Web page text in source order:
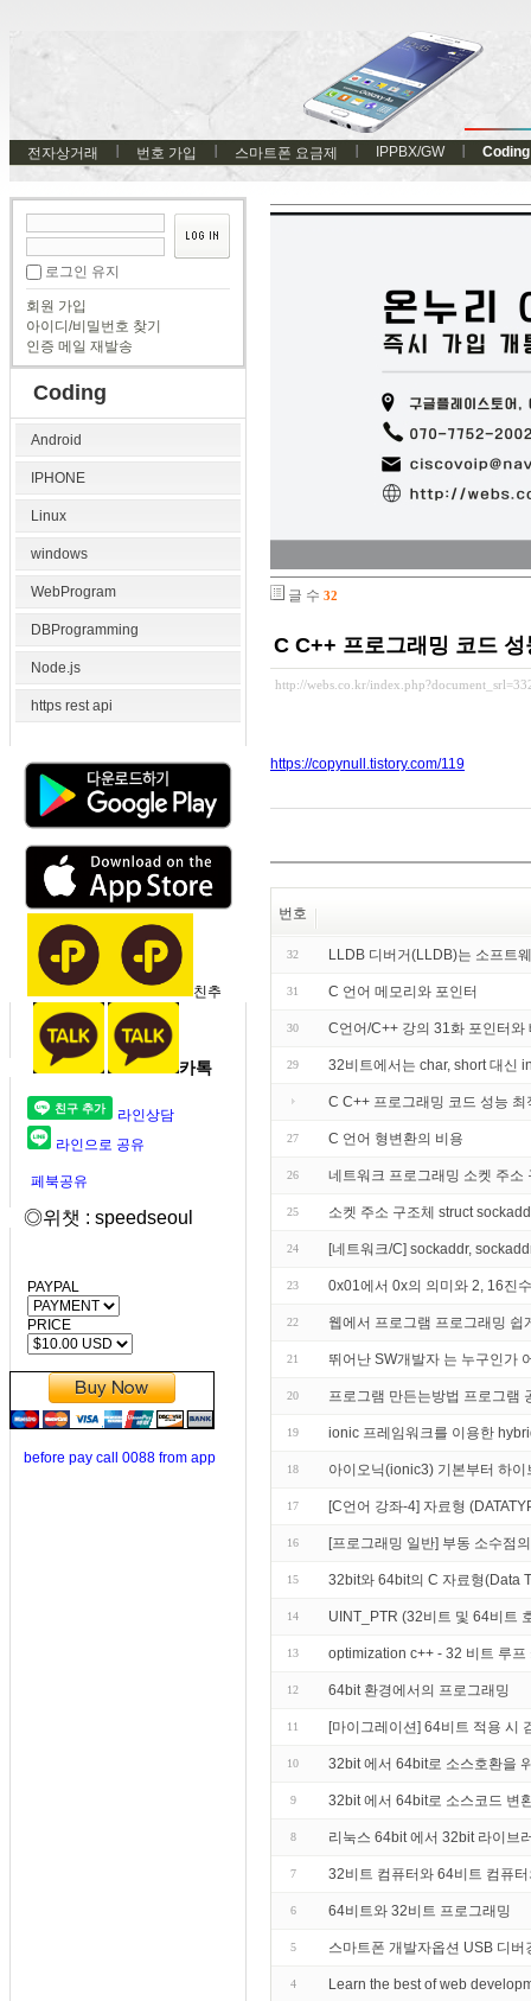
전자상거래 번호 가입 스마트폰 요금제 IPPBX/GW Coding
로그인 유지
회원 가입
아이디/비밀번호 찾기
인증 메일 재발송
Coding
Android
IPHONE
Linux
windows
WebProgram
DBProgramming
Node.js
https rest api
친추
카톡
라인상담
라인으로 공유
페북공유
◎위챗 : speedseoul
PAYPAL
PRICE
before pay call 0088 from app
글 수 32
C C++ 프로그래밍 코드
http://webs.co.kr/
https://copynull.tistory.com/119
번호
32 LLDB 디버거(LLDB)는 소프트
31 C 언어 메모리와 포인터
30 C언어/C++ 강의 31화 포인터
29 32비트에서는 char, short 대신
C C++ 프로그래밍 코드 성능 최
27 C 언어 형변환의 비용
26 네트워크 프로그래밍 소켓 주소
25 소켓 주소 구조체 struct
24 [네트워크/C] sockaddr,
23 0x01에서 0x의 의미와 2, 16진
22 웹에서 프로그램 프로그래밍
21 뛰어난 SW개발자 는 누구인가
20 프로그램 만든는방법 프로그램
19 ionic 프레임워크를 이용한
18 아이오닉(ionic3) 기본부터 하이
17 [C언어 강좌-4] 자료형
16 [프로그래밍 일반] 부동 소수점
15 32bit와 64bit의 C 자료형(Data
14 UINT_PTR (32비트 및 64비트
13 optimization c++ - 32 비트 루
12 64bit 환경에서의 프로그래밍
11 [마이그레이션] 64비트 적용 시
10 32bit 에서 64bit로 소스호환을
9 32bit 에서 64bit로 소스코드 변
8 리눅스 64bit 에서 32bit 라이브
7 32비트 컴퓨터와 64비트 컴퓨
6 64비트와 32비트 프로그래밍
5 스마트폰 개발자옵션 USB 디버
4 Learn the best of web